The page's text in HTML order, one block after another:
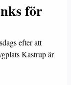
för
efter att
Kastrup är